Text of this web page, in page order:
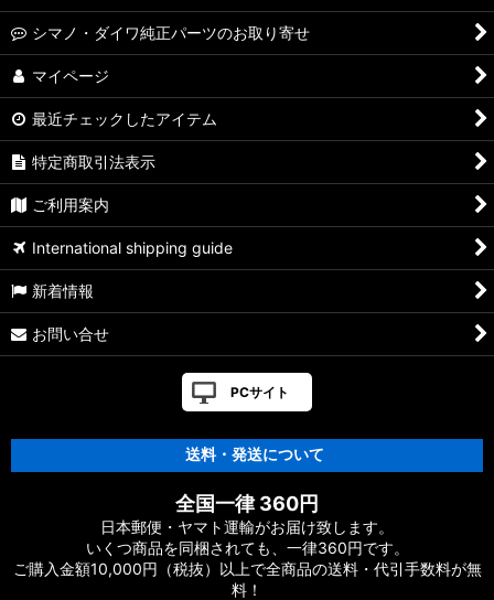
シマノ・ダイワ純正パーツのお取り寄せ
マイページ
最近チェックしたアイテム
特定商取引法表示
ご利用案内
International shipping guide
新着情報
お問い合せ
PCサイト
送料・発送について
全国一律 360円
日本郵便・ヤマト運輸がお届け致します。
いくつ商品を同梱されても、一律360円です。
ご購入金額10,000円（税抜）以上で全商品の送料・代引手数料が無
料！